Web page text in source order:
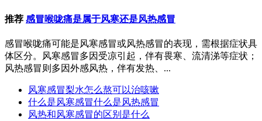
推荐 感冒喉咙痛是属于风寒还是风热感冒
感冒喉咙痛可能是风寒感冒或风热感冒的表现，需根据症状具
体区分。风寒感冒多因受凉引起，伴有畏寒、流清涕等症状；
风热感冒则多因外感风热，伴有发热、...
风寒感冒梨水怎么熬可以治咳嗽
什么是风寒感冒什么是风热感冒
风热和风寒感冒的区别是什么